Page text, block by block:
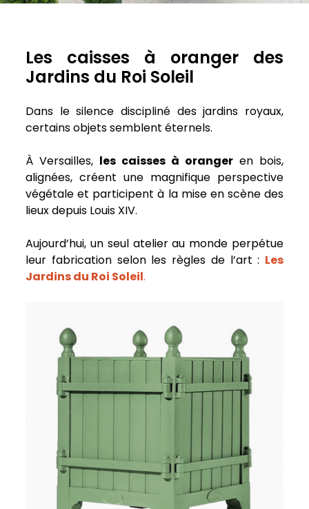
Les caisses à oranger des
Jardins du Roi Soleil
Dans le silence discipliné des jardins royaux,
certains objets semblent éternels.
À Versailles, les caisses à oranger en bois,
alignées, créent une magnifique perspective
végétale et participent à la mise en scène des
lieux depuis Louis XIV.
Aujourd’hui, un seul atelier au monde perpétue
leur fabrication selon les règles de l’art : Les
Jardins du Roi Soleil.